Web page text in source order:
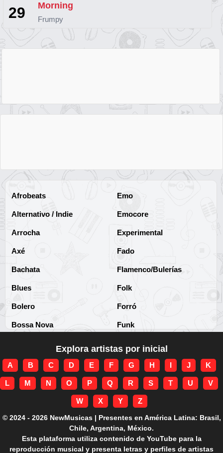
29 Morning
Frumpy
Afrobeats
Alternativo / Indie
Arrocha
Axé
Bachata
Blues
Bolero
Bossa Nova
Brega-funk
Cha-Cha
Corridos
Country
Emo
Emocore
Experimental
Fado
Flamenco/Bulerías
Folk
Forró
Funk
Funk Internacional
Gospel/Religioso
Gótico
Grunge
Guarania
Explora artistas por inicial
A B C D E F G H I J K
L M N O P Q R S T U V
W X Y Z
© 2024 - 2026 NewMusicas | Presentes en América Latina: Brasil,
Chile, Argentina, México.
Esta plataforma utiliza contenido de YouTube para la
reproducción musical y presenta letras y perfiles de artistas